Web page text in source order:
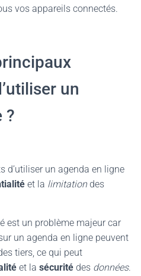
vos appareils connectés.
un
?
d’utiliser un agenda en ligne
et la limitationdes
est un problème majeur car
un agenda en ligne peuvent
tiers, ce qui peut
et la sécurité des données.